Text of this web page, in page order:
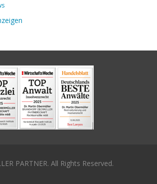
PARTNER. All Rights Reserved.